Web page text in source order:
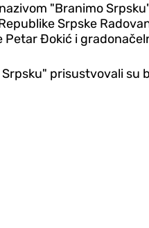
"Branimo
Srpske
Đokić i
prisustvovali su